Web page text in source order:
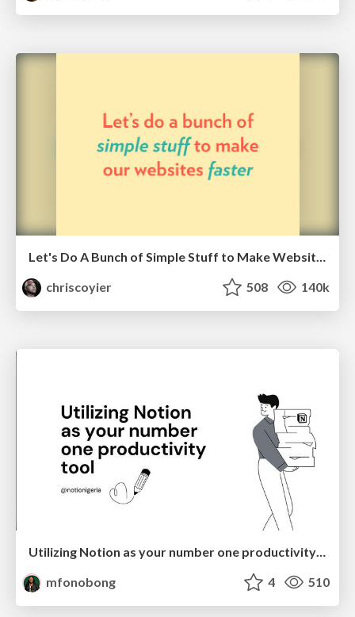
chriscoyier
508 140k
Utilizing Notion as your number one productivity tool
mfonobong
4 510